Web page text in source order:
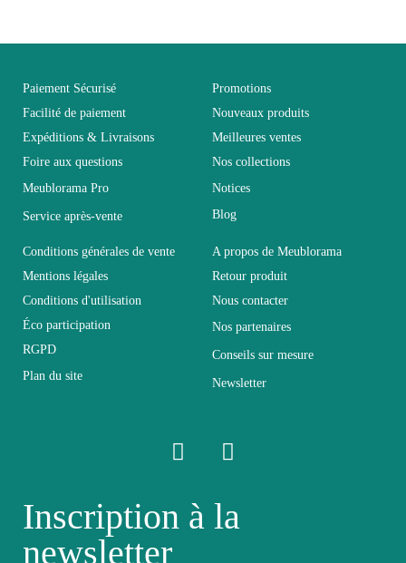
Garantie
Hauteur
Largeur
Longueur
Pliable Non pliable
Profondeur
Structure
MDF de première qualité
Paiement Sécurisé
Facilité de paiement
Expéditions & Livraisons
Foire aux questions
Meublorama Pro
Service après-vente
Promotions
Nouveaux produits
Meilleures ventes
Nos collections
Notices
Blog
Conditions générales de vente
Mentions légales
Conditions d'utilisation
Éco participation
RGPD
Plan du site
A propos de Meublorama
Retour produit
Nous contacter
Nos partenaires
Conseils sur mesure
Newsletter
Inscription à la
newsletter